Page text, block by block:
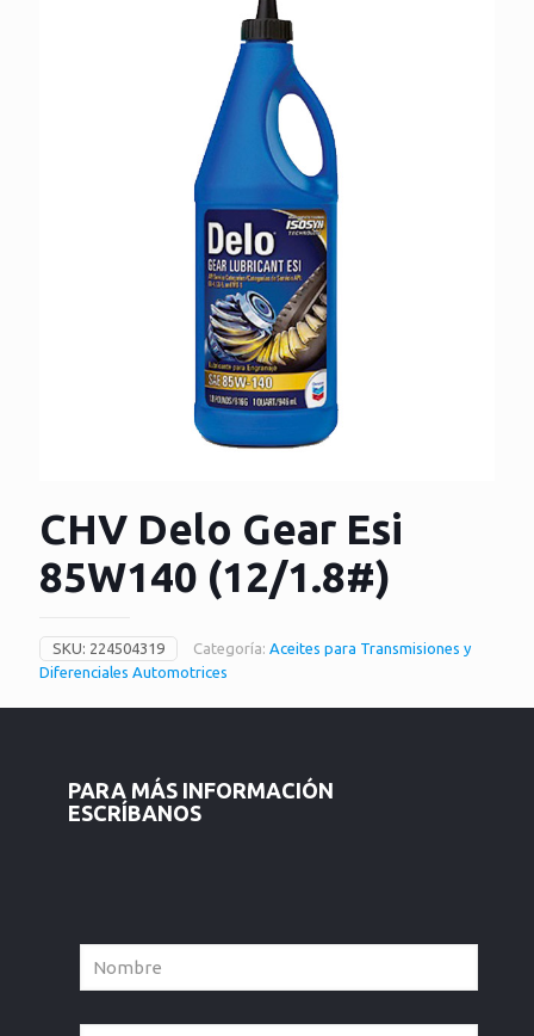
CHV Delo Gear Esi
85W140 (12/1.8#)
SKU: 224504319 Categoría: Aceites para Transmisiones y
Diferenciales Automotrices
PARA MÁS INFORMACIÓN
ESCRÍBANOS